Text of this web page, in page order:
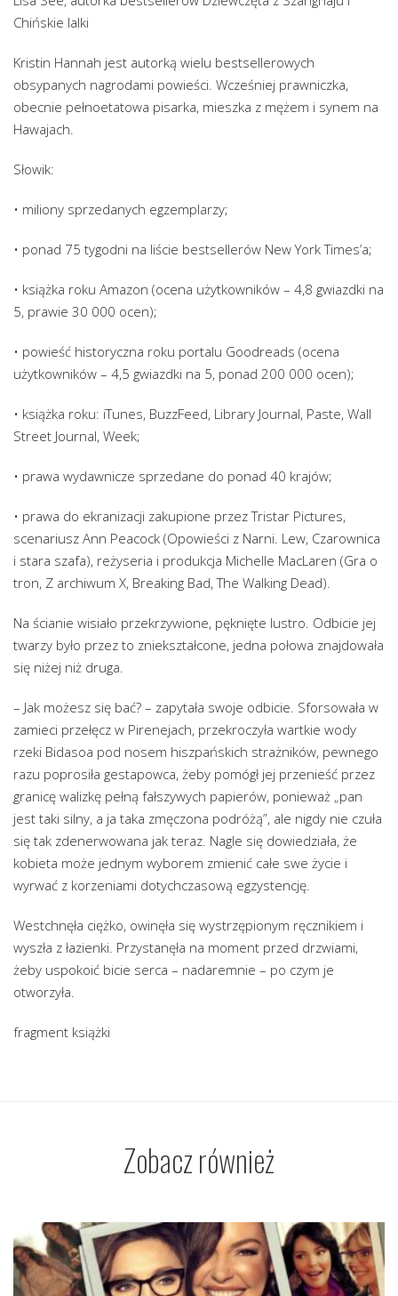
Chińskie lalki
Kristin Hannah jest autorką wielu bestsellerowych
obsypanych nagrodami powieści. Wcześniej prawniczka,
obecnie pełnoetatowa pisarka, mieszka z mężem i synem na
Hawajach.
Słowik:
• miliony sprzedanych egzemplarzy;
• ponad 75 tygodni na liście bestsellerów New York Times’a;
• książka roku Amazon (ocena użytkowników – 4,8 gwiazdki na
5, prawie 30 000 ocen);
• powieść historyczna roku portalu Goodreads (ocena
użytkowników – 4,5 gwiazdki na 5, ponad 200 000 ocen);
• książka roku: iTunes, BuzzFeed, Library Journal, Paste, Wall
Street Journal, Week;
• prawa wydawnicze sprzedane do ponad 40 krajów;
• prawa do ekranizacji zakupione przez Tristar Pictures,
scenariusz Ann Peacock (Opowieści z Narni. Lew, Czarownica
i stara szafa), reżyseria i produkcja Michelle MacLaren (Gra o
tron, Z archiwum X, Breaking Bad, The Walking Dead).
Na ścianie wisiało przekrzywione, pęknięte lustro. Odbicie jej
twarzy było przez to zniekształcone, jedna połowa znajdowała
się niżej niż druga.
– Jak możesz się bać? – zapytała swoje odbicie. Sforsowała w
zamieci przełęcz w Pirenejach, przekroczyła wartkie wody
rzeki Bidasoa pod nosem hiszpańskich strażników, pewnego
razu poprosiła gestapowca, żeby pomógł jej przenieść przez
granicę walizkę pełną fałszywych papierów, ponieważ „pan
jest taki silny, a ja taka zmęczona podróżą”, ale nigdy nie czuła
się tak zdenerwowana jak teraz. Nagle się dowiedziała, że
kobieta może jednym wyborem zmienić całe swe życie i
wyrwać z korzeniami dotychczasową egzystencję.
Westchnęła ciężko, owinęła się wystrzępionym ręcznikiem i
wyszła z łazienki. Przystanęła na moment przed drzwiami,
żeby uspokoić bicie serca – nadaremnie – po czym je
otworzyła.
fragment książki
Zobacz również